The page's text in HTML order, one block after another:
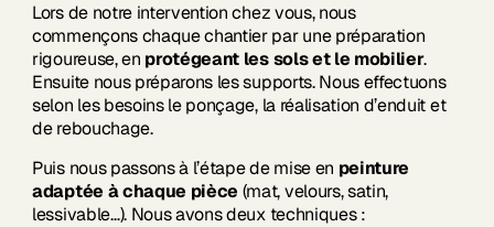
Lors de notre intervention chez vous, nous
commençons chaque chantier par une préparation
rigoureuse, en protégeant les sols et le mobilier.
Ensuite nous préparons les supports. Nous effectuons
selon les besoins le ponçage, la réalisation d’enduit et
de rebouchage.
Puis nous passons à l’étape de mise en peinture
adaptée à chaque pièce (mat, velours, satin,
lessivable…). Nous avons deux techniques :